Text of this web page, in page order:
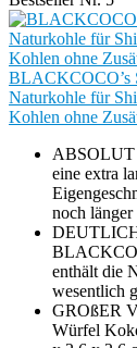
BLACKCOCO’s
Naturkohle für
Kohlen ohne
ABSOLUT
eine extra
noch länger
enthält die
wesentlich
GROßER
Würfel